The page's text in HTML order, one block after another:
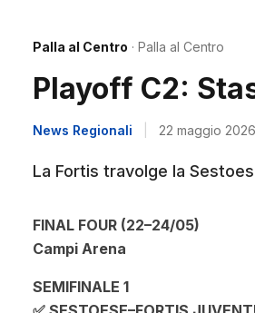
Palla al Centro · Palla al Centro
Playoff C2:
News Regionali 22 maggio 2026
La Fortis travolge la
FINAL FOUR (22–24/05)
Campi Arena
SEMIFINALE 1